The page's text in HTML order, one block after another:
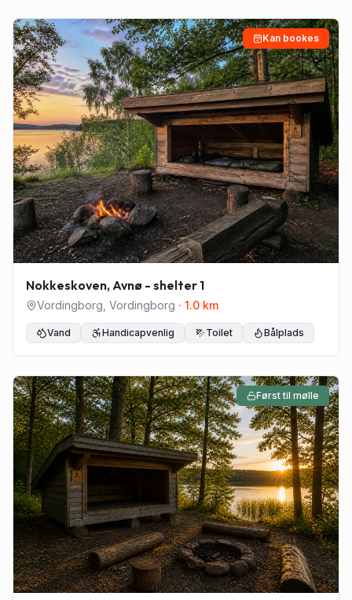
Kan bookes
Nokkeskoven, Avnø - shelter 1
Vordingborg Vordingborg · 1.0 km
Vand Handicapvenlig Toilet Bålplads
Først til mølle